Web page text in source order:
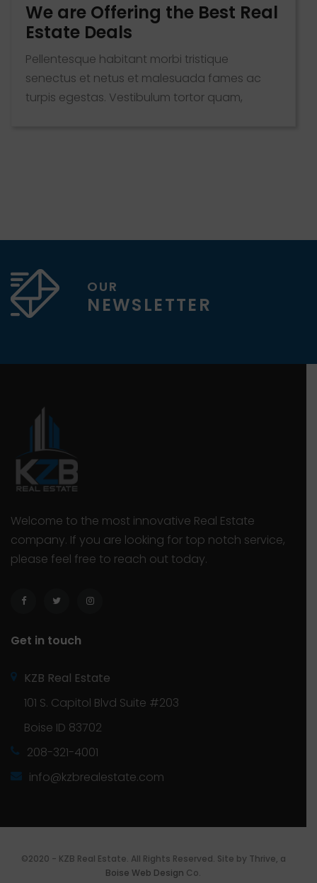
We are Offering the Best Real
Estate Deals
Pellentesque habitant morbi tristique
senectus et netus et malesuada fames ac
turpis egestas. Vestibulum tortor quam,
OUR
NEWSLETTER
Welcome to the most innovative Real Estate
company. If you are looking for top notch service,
please feel free to reach out today.
Get in touch
KZB Real Estate
101 S. Capitol Blvd Suite #203
Boise ID 83702
208-321-4001
info@kzbrealestate.com
©2020 - KZB Real Estate. All Rights Reserved. Site by Thrive, a
Boise Web Design Co.